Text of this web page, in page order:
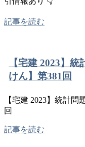
記事を読む
【宅建 2023】
けん】第381回
【宅建 2023】統計
回
記事を読む